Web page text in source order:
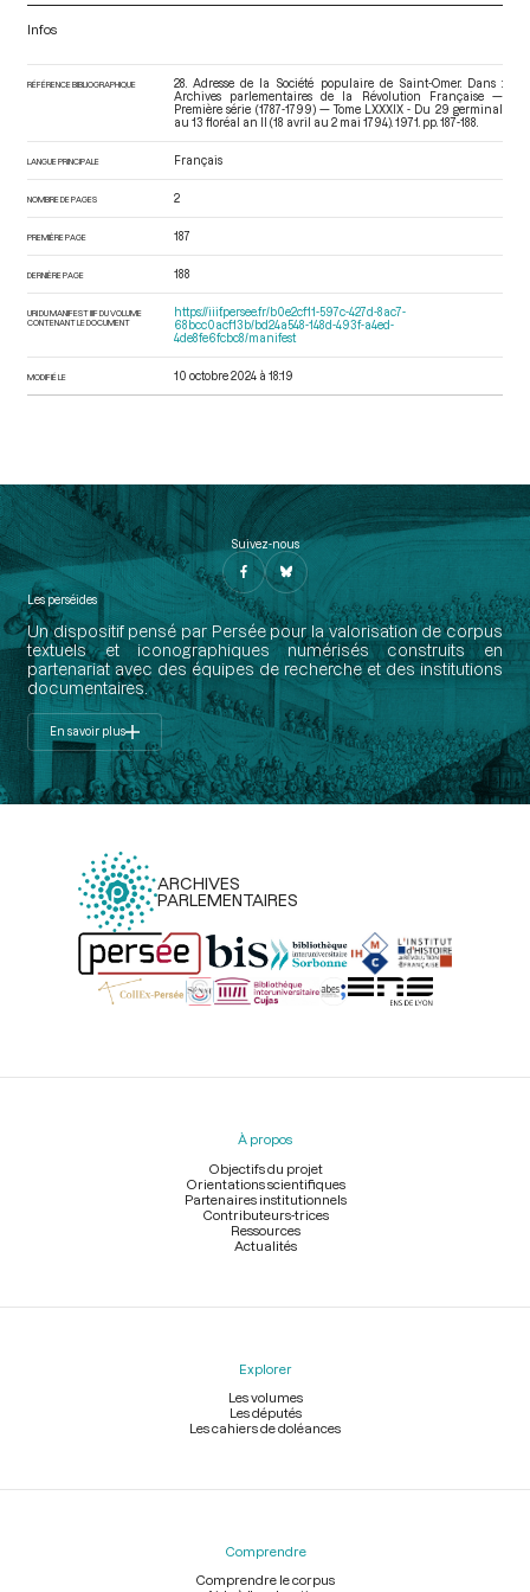
Infos
RÉFÉRENCE BIBLIOGRAPHIQUE
28. Adresse de la Société populaire de Saint-Omer. Dans :
Archives parlementaires de la Révolution Française —
Première série (1787-1799) — Tome LXXXIX - Du 29 germinal
au 13 floréal an II (18 avril au 2 mai 1794) . 1971. pp. 187-188.
LANGUE PRINCIPALE Français
NOMBRE DE PAGES 2
PREMIÈRE PAGE 187
DERNIÈRE PAGE 188
URI DU MANIFEST IIIF DU VOLUME
CONTENANT LE DOCUMENT
https://iiif.persee.fr/b0e2cf11-597c-427d-8ac7-
68bcc0acf13b/bd24a548-148d-493f-a4ed-
4de8fe6fcbc8/manifest
MODIFIÉ LE 10 octobre 2024 à 18:19
Suivez-nous
Les perséides
Un dispositif pensé par Persée pour la valorisation de corpus
textuels et iconographiques numérisés construits en
partenariat avec des équipes de recherche et des institutions
documentaires.
En savoir plus
ARCHIVES
PARLEMENTAIRES
Menu
À propos
Objectifs du projet
Orientations scientifiques
Partenaires institutionnels
Contributeurs-trices
Ressources
Actualités
Explorer
Les volumes
Les députés
Les cahiers de doléances
Comprendre
Comprendre le corpus